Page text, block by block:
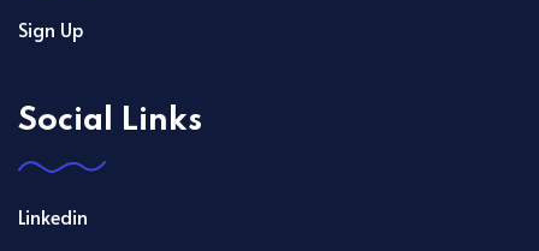
Sign Up
Social Links
Linkedin